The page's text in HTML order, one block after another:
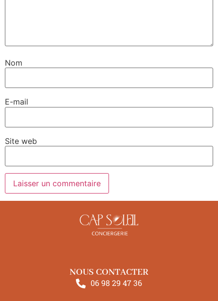
Nom
E-mail
Site web
NOUS CONTACTER
06 98 29 47 36